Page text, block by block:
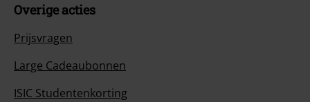
Overige acties
Prijsvragen
Large Cadeaubonnen
ISIC Studentenkorting